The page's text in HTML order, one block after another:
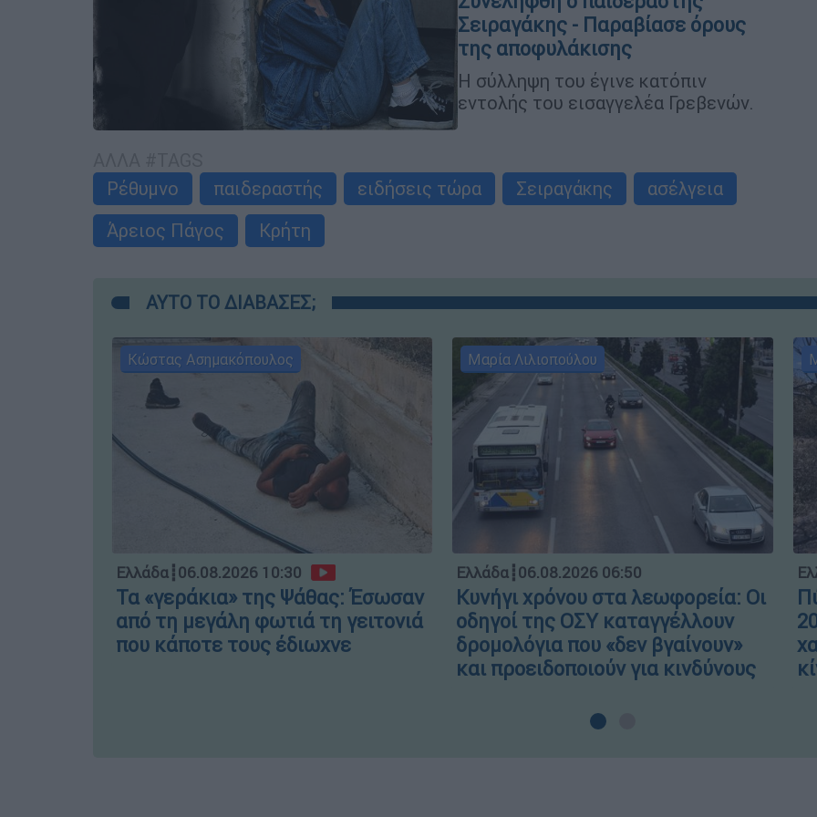
Σειραγάκης - Παραβίασε όρους
της αποφυλάκισης
Η σύλληψη του έγινε κατόπιν
εντολής του εισαγγελέα Γρεβενών.
Ρέθυμνο
παιδεραστής ειδήσεις τώρα Σειραγάκης
ασέλγεια
Άρειος Πάγος
Κρήτη
ΑΥΤΟ ΤΟ ΔΙΑΒΑΣΕΣ;
Κώστας Ασημακόπουλος
Ελλάδα┋06.08.2026 10:30
Τα «γεράκια» της Ψάθας: Έσωσαν
από τη μεγάλη φωτιά τη γειτονιά
που κάποτε τους έδιωχνε
Μαρία Λιλιοπούλου
Ελλάδα┋06.08.2026 06:50
Κυνήγι χρόνου στα λεωφορεία: Οι
οδηγοί της ΟΣΥ καταγγέλλουν
δρομολόγια που «δεν βγαίνουν»
και προειδοποιούν για κινδύνους